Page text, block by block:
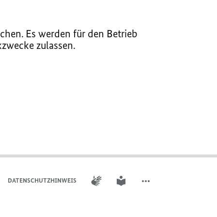
Es werden für den Betrieb
zulassen.
DATENSCHUTZHINWEIS GEBÄRDENSPRACHE
LEICHTE SPRACHE